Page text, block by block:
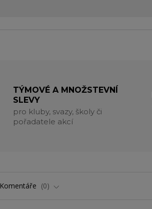
TÝMOVÉ A MNOŽSTEVNÍ
SLEVY
pro kluby, svazy, školy či
pořadatele akcí
Komentáře 0